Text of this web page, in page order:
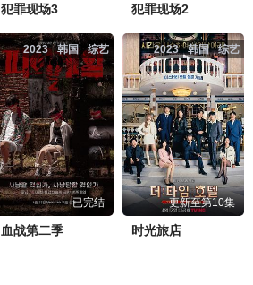
犯罪现场3 犯罪现场2
综艺
韩国
2023
已完结
血战第二季
综艺
韩国
2023
更新至第10集
时光旅店